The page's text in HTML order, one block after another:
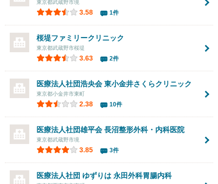
東京都武蔵野市境
3.58 1件
桜堤ファミリークリニック
東京都武蔵野市桜堤
3.63 2件
医療法人社団浩央会 東小金井さくらクリニック
東京都小金井市東町
2.38 10件
医療法人社団雄平会長沼整形外科・内科医院
東京都武蔵野市境
3.85 3件
医療法人社団 ゆずりは 永田外科胃腸内科